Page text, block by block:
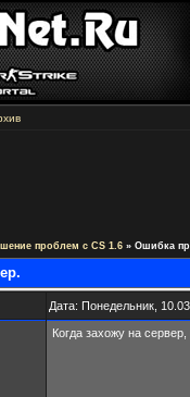
проблем с CS 1.6 » Ошибка
Дата: Понедельник,
Когда захожу на